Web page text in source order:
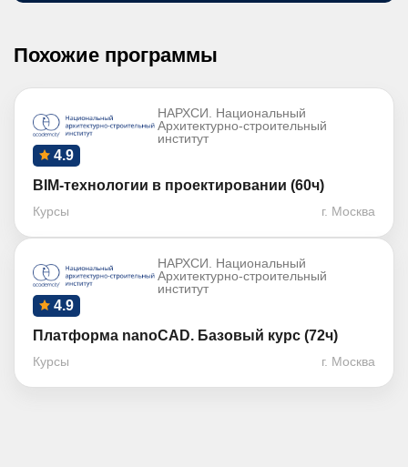
Похожие программы
НАРХСИ. Национальный
Архитектурно-строительный
институт
4.9
BIM-технологии в проектировании (60ч)
Курсы г. Москва
НАРХСИ. Национальный
Архитектурно-строительный
институт
4.9
Платформа nanoCAD. Базовый курс (72ч)
Курсы г. Москва